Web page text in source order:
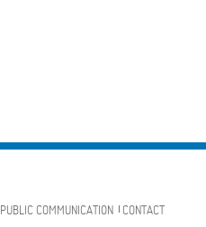
PUBLIC COMMUNICATION CONTACT